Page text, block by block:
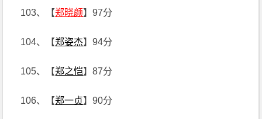
103、【郑晓颜】97分
104、【郑姿杰】94分
105、【郑之恺】87分
106、【郑一贞】90分